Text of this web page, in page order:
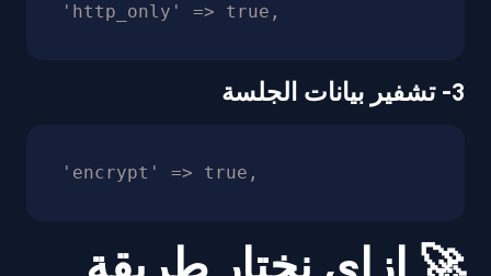
'http_only' => true,
3- تشفير بيانات الجلسة
'encrypt' => true,